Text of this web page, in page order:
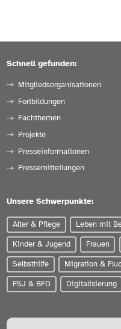
Schnell gefunden:
Mitgliedsorganisationen
Fortbildungen
Fachthemen
Projekte
Presseinformationen
Pressemitteilungen
Unsere Schwerpunkte:
Alter & Pflege Leben mit
Kinder & Jugend Frauen
Selbsthilfe Migration &
FSJ & BFD Digitalisierung